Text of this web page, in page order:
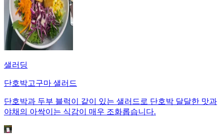
샐러딩
단호박고구마 샐러드
단호박과 두부 블럭이 같이 있는 샐러드로 단호박 달달한 맛과
야채의 아싹이는 식감이 매우 조화롭습니다.